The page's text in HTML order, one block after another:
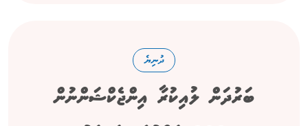
ދުނިޔެ
ބަރުދަން ލުއިކުރާ އިންޖެކްޝަންނުން